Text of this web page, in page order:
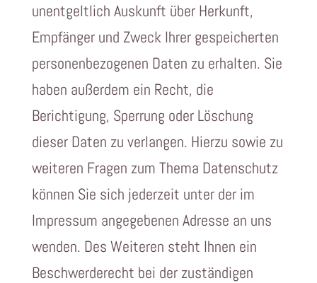
unentgeltlich Auskunft über Herkunft,
Empfänger und Zweck Ihrer gespeicherten
personenbezogenen Daten zu erhalten. Sie
haben außerdem ein Recht, die
Berichtigung, Sperrung oder Löschung
dieser Daten zu verlangen. Hierzu sowie zu
weiteren Fragen zum Thema Datenschutz
können Sie sich jederzeit unter der im
Impressum angegebenen Adresse an uns
wenden. Des Weiteren steht Ihnen ein
Beschwerderecht bei der zuständigen